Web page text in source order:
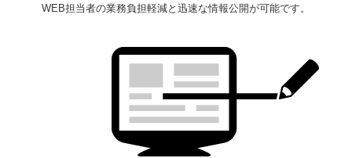
WEB担当者の業務負担軽減と迅速な情報公開が可能です。